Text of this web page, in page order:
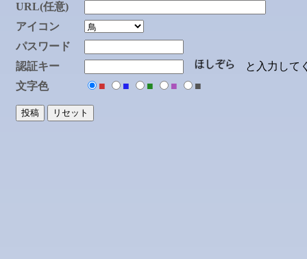
URL(任意)
アイコン
パスワード
認証キー
と入力して
文字色
■ ■ ■ ■ ■